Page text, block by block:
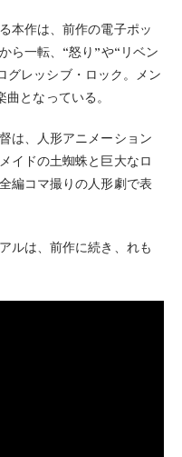
本作は、前作の電子ポッ
ら一転、“怒り”や“リベン
グレッシブ・ロック。メン
となっている。
は、人形アニメーション
イドの土蜘蛛と巨大なロ
編コマ撮りの人形劇で表
ルは、前作に続き、れも